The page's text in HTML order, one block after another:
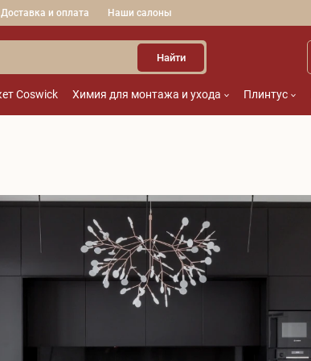
Доставка и оплата Наши салоны
Найти
Coswick Химия для монтажа и ухода Плинтус